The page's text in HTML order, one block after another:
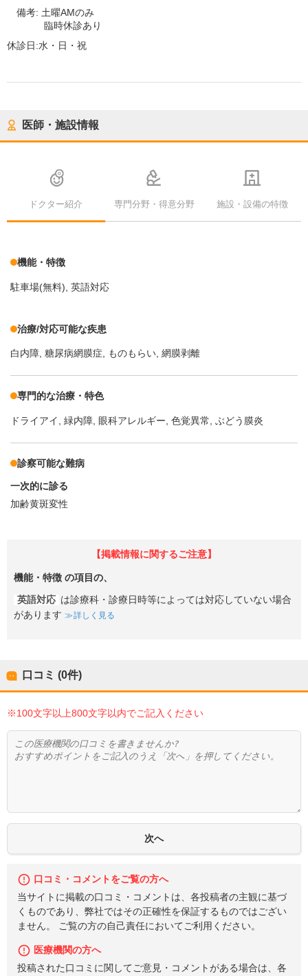
備考: 土曜AMのみ
臨時休診あり
休診日:水・日・祝
医師・施設情報
ドクター紹介 専門分野・得意分野 施設・設備の特徴
機能・特徴
駐車場(無料) 英語対応
治療/対応可能な疾患
白内障 糖尿病網膜症 ものもらい 網膜剥離
専門的な治療・特色
ドライアイ 緑内障 眼科アレルギー 色覚異常 ぶどう膜炎
診察可能な難病
一次的に診る
加齢黄斑変性
【掲載情報に関するご注意】
機能・特徴 の項目の、
英語対応 は診療科・診療日時等によっては対応していない場合
があります
詳しく見る
口コミ (0件)
※100文字以上800文字以内でご記入ください
口コミ・コメントをご覧の方へ
当サイトに掲載の口コミ・コメントは、各投稿者の主観に基づ
くものであり、弊社ではその正確性を保証するものではござい
ません。 ご覧の方の自己責任においてご利用ください。
医療機関の方へ
投稿された口コミに関してご意見・コメントがある場合は、各